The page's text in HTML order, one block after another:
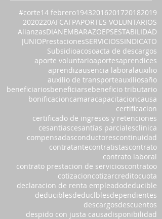
#corte14 febrero19432016201720182019
2020220AFCAFPAPORTES VOLUNTARIOS
AlianzasDIANEMBARAZOEPSESTABILIDAD
JUNIOPrestacionesSERVICIOSSINDICATO
Subsidioacosoacta de descargos
aporte voluntarioaportesaprendices
aprendizausencia laboralauxilio
auxilio de transporteauxiliosaño
beneficiariosbeneficiarsebeneficio tributario
bonificacioncamaracapacitacioncausa
certificacion
certificado de ingresos y retenciones
cesantiascesantías parcialesclinica
compensadasconductorescontinuidad
contratantecontratistascontrato
contrato laboral
contrato prestacion de servicioscontratoo
cotizacioncotizarcreditocuota
declaracion de renta empleadodeducible
deduciblesdeduclblesdependientes
descargosdescuentos
despido con justa causadisponibilidad